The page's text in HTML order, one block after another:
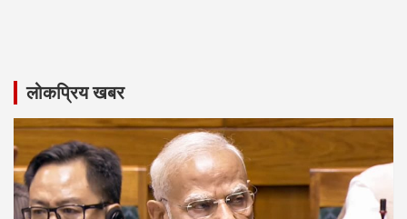
लोकप्रिय खबर